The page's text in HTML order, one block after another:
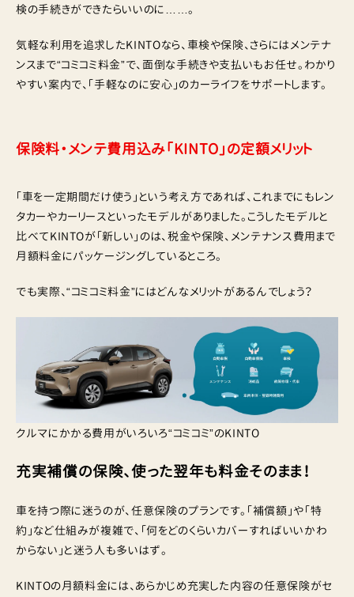
検の手続きができたらいいのに……。
気軽な利用を追求したKINTOなら、車検や保険、さらにはメンテナ
ンスまで“コミコミ料金”で、面倒な手続きや支払いもお任せ。わかり
やすい案内で、「手軽なのに安心」のカーライフをサポートします。
保険料・メンテ費用込み「KINTO」の定額メリット
「車を一定期間だけ使う」という考え方であれば、これまでにもレン
タカーやカーリースといったモデルがありました。こうしたモデルと
比べてKINTOが「新しい」のは、税金や保険、メンテナンス費用まで
月額料金にパッケージングしているところ。
でも実際、“コミコミ料金”にはどんなメリットがあるんでしょう？
クルマにかかる費用がいろいろ“コミコミ”のKINTO
充実補償の保険、使った翌年も料金そのまま！
車を持つ際に迷うのが、任意保険のプランです。「補償額」や「特
約」など仕組みが複雑で、「何をどのくらいカバーすればいいかわ
からない」と迷う人も多いはず。
KINTOの月額料金には、あらかじめ充実した内容の任意保険がセ